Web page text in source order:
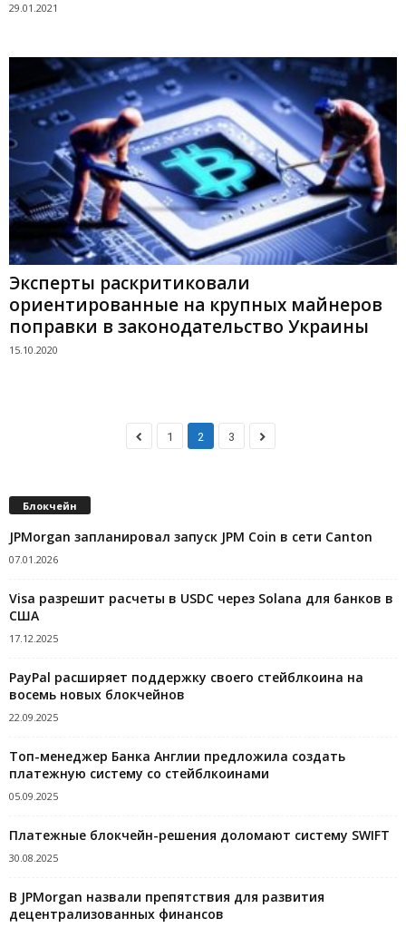
29.01.2021
Эксперты раскритиковали
ориентированные на крупных майнеров
поправки в законодательство Украины
15.10.2020
1 2 3
Блокчейн
JPMorgan запланировал запуск JPM Coin в сети Canton
07.01.2026
Visa разрешит расчеты в USDC через Solana для банков в
США
17.12.2025
PayPal расширяет поддержку своего стейблкоина на
восемь новых блокчейнов
22.09.2025
Топ-менеджер Банка Англии предложила создать
платежную систему со стейблкоинами
05.09.2025
Платежные блокчейн-решения доломают систему SWIFT
30.08.2025
В JPMorgan назвали препятствия для развития
децентрализованных финансов